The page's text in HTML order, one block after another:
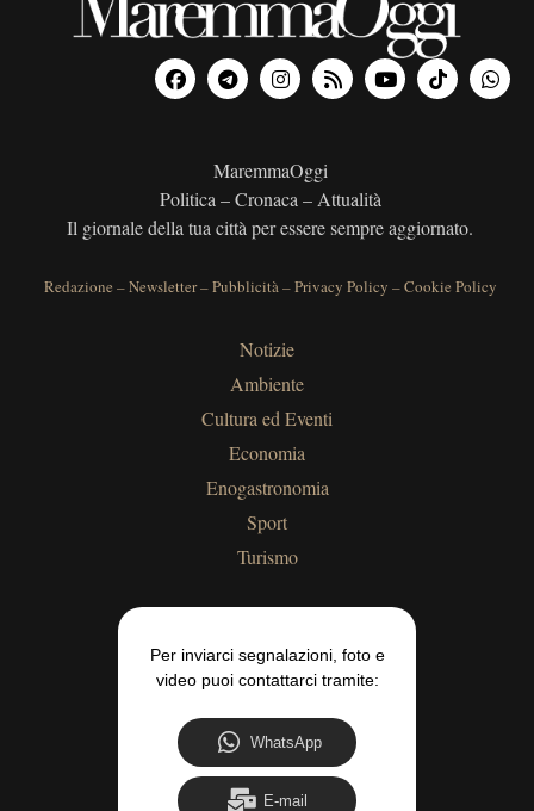
MaremmaOggi
Politica – Cronaca – Attualità
Il giornale della tua città per essere sempre aggiornato.
Redazione –Newsletter–Pubblicità–Privacy Policy –Cookie Policy
Notizie
Ambiente
Cultura ed Eventi
Economia
Enogastronomia
Sport
Turismo
Per inviarci segnalazioni, foto e
video puoi contattarci tramite:
WhatsApp
E-mail